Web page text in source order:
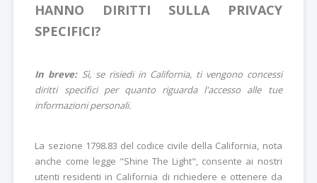
HANNO DIRITTI SULLA PRIVACY
SPECIFICI?
In breve:Sì, se risiedi in California, ti vengono concessi
diritti specifici per quanto riguarda l'accesso alle tue
informazioni personali.
La sezione 1798.83 del codice civile della California, nota
anche come legge "Shine The Light", consente ai nostri
utenti residenti in California di richiedere e ottenere da